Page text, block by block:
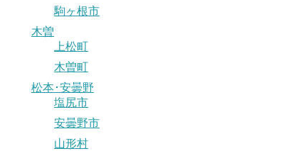
駒ヶ根市
木曽
上松町
木曽町
松本･安曇野
塩尻市
安曇野市
山形村